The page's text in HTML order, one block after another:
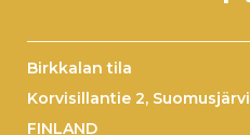
Birkkalan tila
Korvisillantie 2, Suomusjärvi
FINLAND